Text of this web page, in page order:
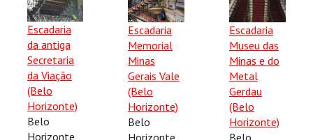
Escadaria
da antiga
Secretaria
da Viação
(Belo
Horizonte)
Belo
Horizonte
Escadaria
Memorial
Minas
Gerais Vale
(Belo
Horizonte)
Belo
Horizonte
Escadaria
Museu das
Minas e do
Metal
Gerdau
(Belo
Horizonte)
Belo